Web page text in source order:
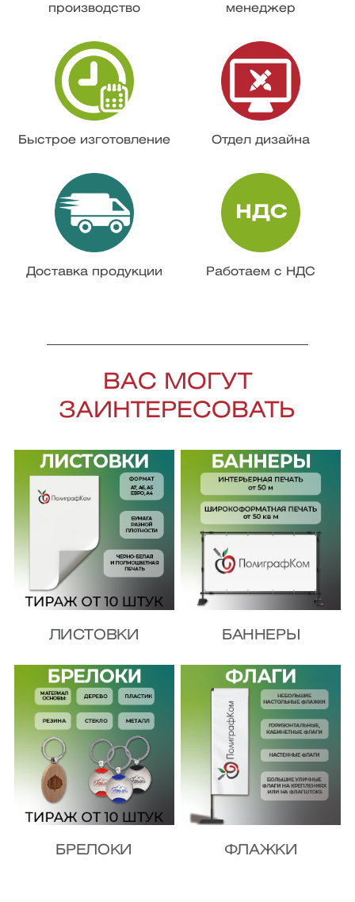
производство
менеджер
Быстрое изготовление Отдел дизайна
Доставка продукции Работаем с НДС
ВАС МОГУТ
ЗАИНТЕРЕСОВАТЬ
ЛИСТОВКИ БАННЕРЫ
БРЕЛОКИ ФЛАЖКИ